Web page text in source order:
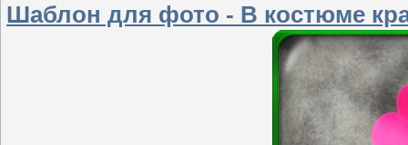
Шаблон для фото - В костюме